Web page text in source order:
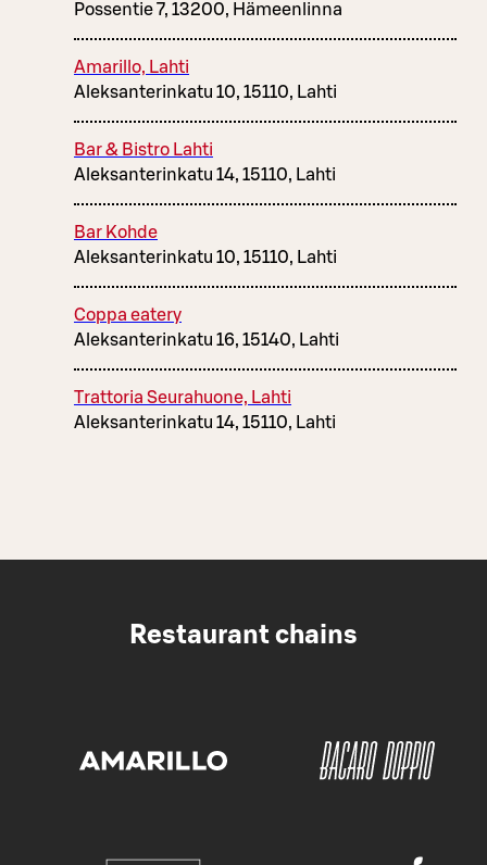
Possentie 7, 13200, Hämeenlinna
Amarillo, Lahti
Aleksanterinkatu 10, 15110, Lahti
Bar & Bistro Lahti
Aleksanterinkatu 14, 15110, Lahti
Bar Kohde
Aleksanterinkatu 10, 15110, Lahti
Coppa eatery
Aleksanterinkatu 16, 15140, Lahti
Trattoria Seurahuone, Lahti
Aleksanterinkatu 14, 15110, Lahti
Restaurant chains